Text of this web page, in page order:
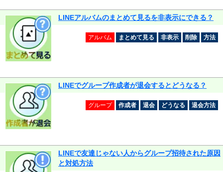
LINEアルバムのまとめて見るを非表示にできる？
アルバム まとめて見る 非表示 削除 方法
LINEでグループ作成者が退会するとどうなる？
グループ 作成者 退会 どうなる 退会方法
LINEで友達じゃない人からグループ招待された原因
と対処方法